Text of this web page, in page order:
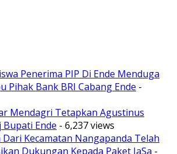
Penerima PIP Di Ende Menduga
Pihak Bank BRI Cabang Ende -
Mendagri Tetapkan Agustinus
Bupati Ende - 6,237 views
Dari Kecamatan Nangapanda Telah
Dukungan Kepada Paket JaSa -